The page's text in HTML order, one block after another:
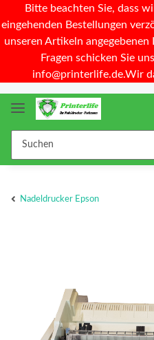
Bitte beachten Sie, dass
eingehenden Bestellungen
unseren Artikeln
Fragen schicken Sie
info@printerlife.de.Wir
Nadeldrucker Epson